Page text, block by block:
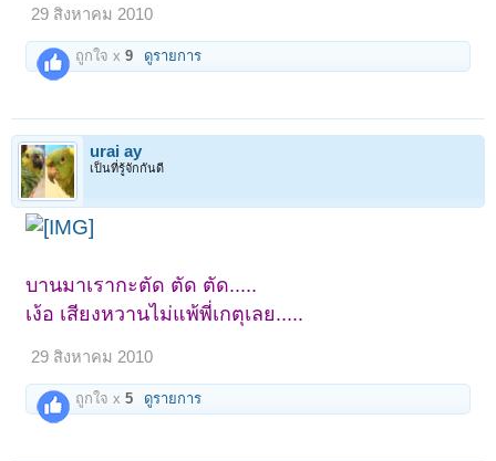
29 สิงหาคม 2010
ถูกใจ x9 ดูรายการ
urai ay
เป็นที่รู้จักกันดี
บานมาเรากะตัด ตัด ตัด.....
เง้อ เสียงหวานไม่แพ้พี่เกตุเลย.....
29 สิงหาคม 2010
ถูกใจ x5 ดูรายการ